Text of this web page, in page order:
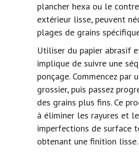
plancher hexa ou le
extérieur lisse, peuvent
plages de grains
Utiliser du papier abrasif
implique de suivre une
ponçage. Commencez par
grossier, puis passez
des grains plus fins. Ce
à éliminer les rayures et
imperfections de surface
obtenant une finition lisse.